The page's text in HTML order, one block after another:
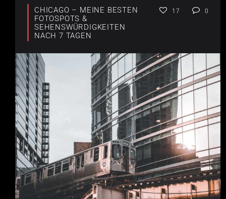
CHICAGO – MEINE BESTEN
FOTOSPOTS &
SEHENSWÜRDIGKEITEN
NACH 7 TAGEN
17 0